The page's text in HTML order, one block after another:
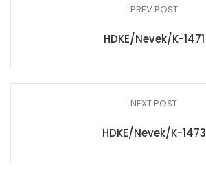
PREV POST
HDKE/Nevek/K-1471
NEXT POST
HDKE/Nevek/K-1473